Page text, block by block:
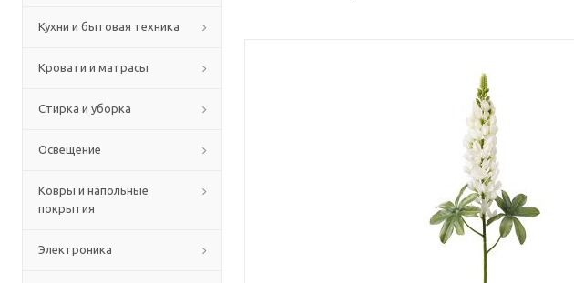
Кухни и бытовая техника
Кровати и матрасы
Стирка и уборка
Освещение
Ковры и напольные
покрытия
Электроника